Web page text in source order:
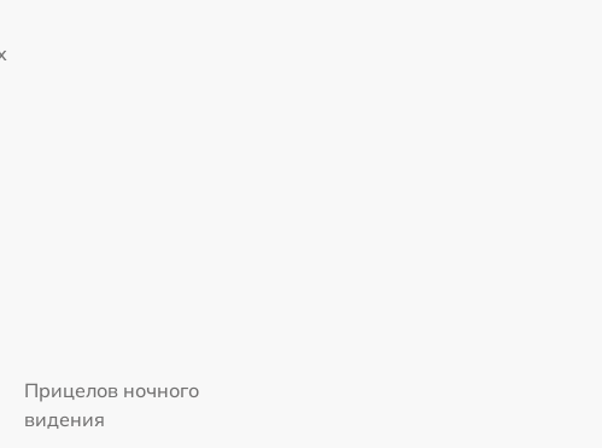
Прицелов ночного
видения